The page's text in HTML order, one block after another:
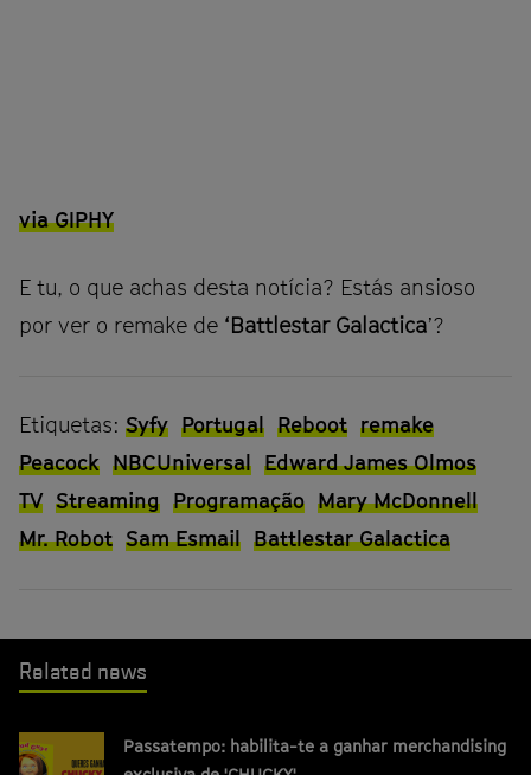
via GIPHY
E tu, o que achas desta notícia? Estás ansioso
por ver o remake de ‘Battlestar Galactica’?
Etiquetas: Syfy Portugal Reboot remake
Peacock NBCUniversal Edward James Olmos
TV Streaming Programação Mary McDonnell
Mr. Robot Sam Esmail Battlestar Galactica
Related news
Passatempo: habilita-te a ganhar merchandising